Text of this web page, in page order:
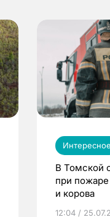
Интересное
В Томской
при пожаре
и корова
12:04 /